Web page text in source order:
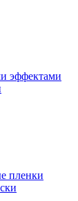
эффектами
пленки